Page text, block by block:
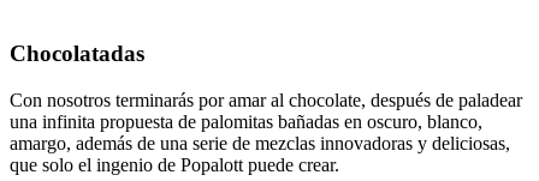
Chocolatadas
Con nosotros terminarás por amar al chocolate, después de paladear
una infinita propuesta de palomitas bañadas en oscuro, blanco,
amargo, además de una serie de mezclas innovadoras y deliciosas,
que solo el ingenio de Popalott puede crear.